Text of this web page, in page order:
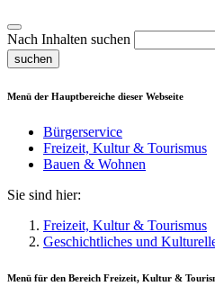
Nach Inhalten suchen
suchen
Menü der Hauptbereiche dieser Webseite
Bürgerservice
Freizeit, Kultur & Tourismus
Bauen & Wohnen
Sie sind hier:
Freizeit, Kultur & Tourismus
Geschichtliches und
Menü für den Bereich Freizeit, Kultur &